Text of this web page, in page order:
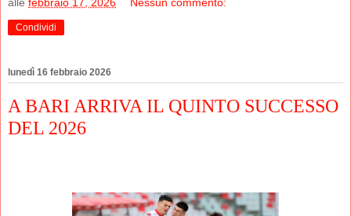
Condividi
lunedì 16 febbraio 2026
A BARI ARRIVA IL QUINTO SUCCESSO
DEL 2026